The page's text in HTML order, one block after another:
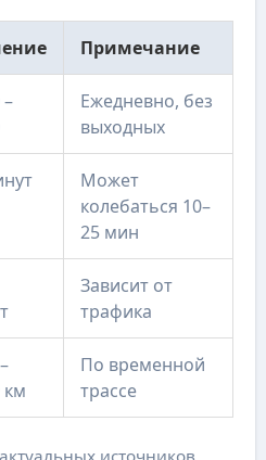
Примечание
Ежедневно, без
выходных
Может
колебаться 10–
25 мин
Зависит от
трафика
км
По временной
трассе